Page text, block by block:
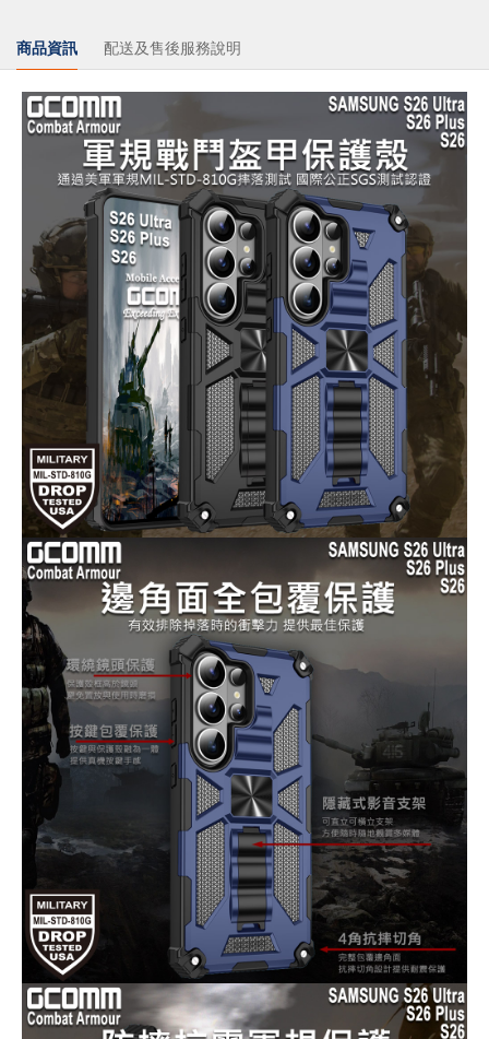
商品資訊 配送及售後服務說明